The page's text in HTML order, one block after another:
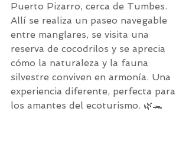
Puerto Pizarro, cerca de Tumbes.
Allí se realiza un paseo navegable
entre manglares, se visita una
reserva de cocodrilos y se aprecia
cómo la naturaleza y la fauna
silvestre conviven en armonía. Una
experiencia diferente, perfecta para
los amantes del ecoturismo. 🌿🐊